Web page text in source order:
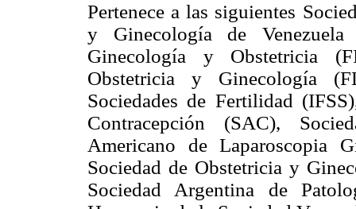
Pertenece a las siguientes
y Ginecología de Venezuela
Ginecología y Obstetricia
Obstetricia y Ginecología
Sociedades de Fertilidad
Contracepción (SAC),
Americano de Laparoscopia
Sociedad de Obstetricia y
Sociedad Argentina de